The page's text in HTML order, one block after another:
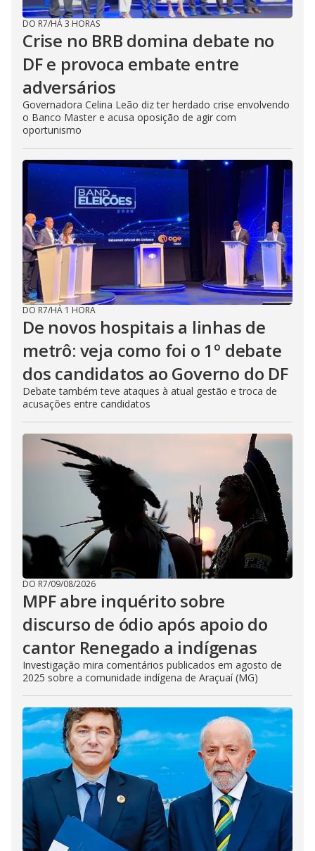
DO R7/HÁ 3 HORAS
Crise no BRB domina debate no
DF e provoca embate entre
adversários
Governadora Celina Leão diz ter herdado crise envolvendo
o Banco Master e acusa oposição de agir com
oportunismo
DO R7/HÁ 1 HORA
De novos hospitais a linhas de
metrô: veja como foi o 1º debate
dos candidatos ao Governo do DF
Debate também teve ataques à atual gestão e troca de
acusações entre candidatos
DO R7/09/08/2026
MPF abre inquérito sobre
discurso de ódio após apoio do
cantor Renegado a indígenas
Investigação mira comentários publicados em agosto de
2025 sobre a comunidade indígena de Araçuaí (MG)